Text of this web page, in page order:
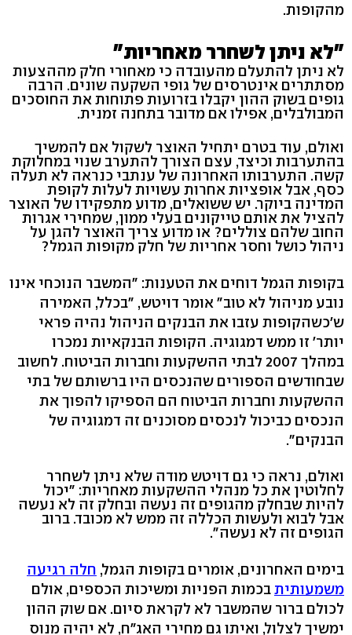
מהקופות.
"לא ניתן לשחרר מאחריות"
לא ניתן להתעלם מהעובדה כי מאחורי חלק מההצעות
מסתתרים אינטרסים של גופי השקעה שונים. הרבה
גופים בשוק ההון יקבלו בזרועות פתוחות את החוסכים
המבולבלים, אפילו אם מדובר בתחנה זמנית.
ואולם, עוד בטרם יתחיל האוצר לשקול אם להמשיך
בהתערבות וכיצד, עצם הצורך להתערב שנוי במחלוקת
קשה. התערבותו האחרונה של ענתבי כנראה לא תעלה
כסף, אבל אופציות אחרות עשויות לעלות לקופת
המדינה ביוקר. יש ששואלים, מדוע מתפקידו של האוצר
להציל את אותם טייקונים בעלי ממון, שמחירי אגרות
החוב שלהם צוללים? או מדוע צריך האוצר להגן על
ניהול כושל וחסר אחריות של חלק מקופות הגמל?
בקופות הגמל דוחים את הטענות: "המשבר הנוכחי אינו
נובע מניהול לא טוב" אומר דויטש, "בכלל, האמירה
ש'כשהקופות עזבו את הבנקים הניהול נהיה פראי
יותר' זו ממש דמגוגיה. הקופות הבנקאיות נמכרו
במהלך 2007 לבתי ההשקעות וחברות הביטוח. לחשוב
שבחודשים הספורים שהנכסים היו ברשותם של בתי
ההשקעות וחברות הביטוח הם הספיקו להפוך את
הנכסים כביכול לנכסים מסוכנים זה דמגוגיה של
הבנקים".
ואולם, נראה כי גם דויטש מודה שלא ניתן לשחרר
לחלוטין את כל מנהלי ההשקעות מאחריות: "יכול
להיות שבחלק מהגופים זה נעשה ובחלק זה לא נעשה
אבל לבוא ולעשות הכללה זה ממש לא מכובד. ברוב
הגופים זה לא נעשה".
בימים האחרונים, אומרים בקופות הגמל, חלה רגיעה
משמעותיתבכמות הפניות ומשיכות הכספים, אולם
לכולם ברור שהמשבר לא לקראת סיום. אם שוק ההון
ימשיך לצלול, ואיתו גם מחירי האג"ח, לא יהיה מנוס